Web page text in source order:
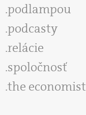
podlampou
podcasty
relácie
spoločnosť
the economist